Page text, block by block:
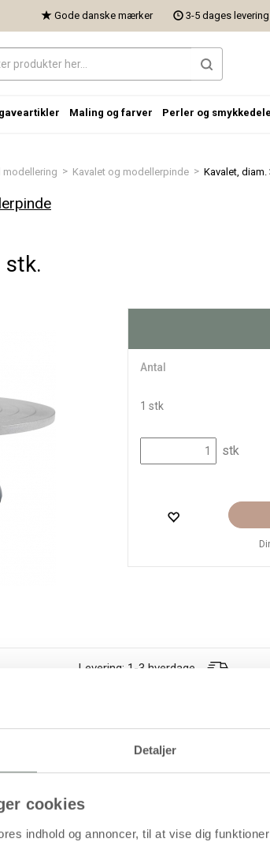
Detaljer
cookies
indhold og annoncer, til at vise dig
> Kavalet og modellerpinde > Kavalet, diam.
stk.
Antal
1 stk
stk
Levering: 1-3 hverdage
bund, som giver fuld kontrol over lerprojektet.
Gode danske mærker 3-5 dages levering
Maling og farver Perler og smykkedele